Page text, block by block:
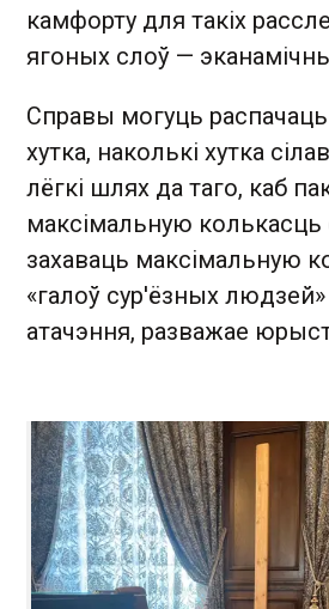
камфорту для такіх
ягоных слоў —
Справы могуць распачаць
хутка, наколькі хутка
лёгкі шлях да таго, каб
максімальную колькасць
захаваць максімальную
«галоў сур'ёзных людзей»
атачэння, разважае